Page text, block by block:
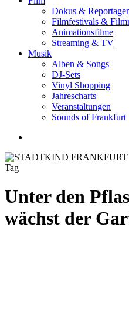
Dokus &
Filmfestivals &
Animationsfilme
Streaming & TV
Musik
Alben & Songs
DJ-Sets
Vinyl Shopping
Jahrescharts
Veranstaltungen
Sounds of Frankfurt
Tag
Unter den
wächst der